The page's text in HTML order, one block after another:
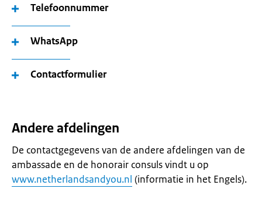
Telefoonnummer
WhatsApp
Contactformulier
Andere afdelingen
De contactgegevens van de andere afdelingen van de
ambassade en de honorair consuls vindt u op
www.netherlandsandyou.nl (informatie in het Engels).